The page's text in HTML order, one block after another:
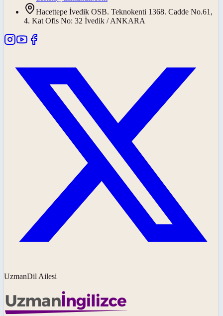
Hacettepe İvedik OSB. Teknokenti 1368. Cadde No.61,
4. Kat Ofis No: 32 İvedik / ANKARA
UzmanDil Ailesi